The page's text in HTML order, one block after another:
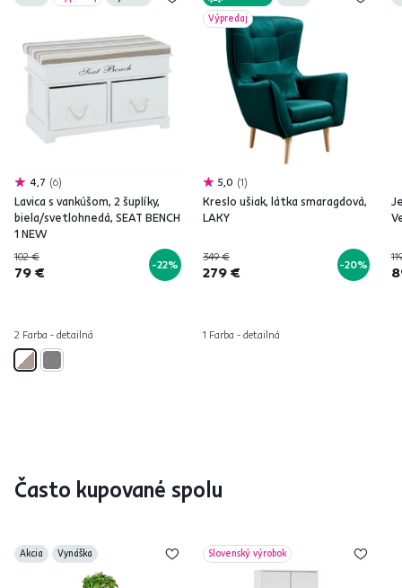
4,7 6
Lavica s vankúšom, 2 šuplíky,
biela/svetlohnedá, SEAT BENCH
1 NEW
102 €
79 € -22%
2 Farba - detailná
Výpredaj
5,0 1
Kreslo ušiak, látka smaragdová,
LAKY
349 €
279 € -20%
1 Farba - detailná
Často kupované spolu
Akcia Vynáška Slovenský výrobok